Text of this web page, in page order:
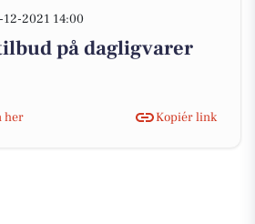
12-2021 14:00
på dagligvarer
her
Kopiér link